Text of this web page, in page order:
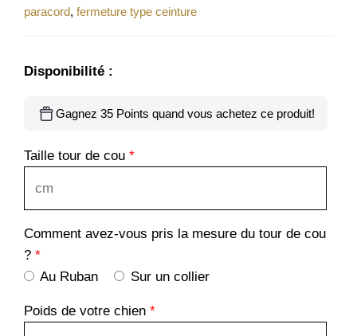
paracord, fermeture type ceinture
Disponibilité :
Gagnez 35 Points quand vous achetez ce produit!
Taille tour de cou *
Comment avez-vous pris la mesure du tour de cou
? *
Au Ruban
Sur un collier
Poids de votre chien *